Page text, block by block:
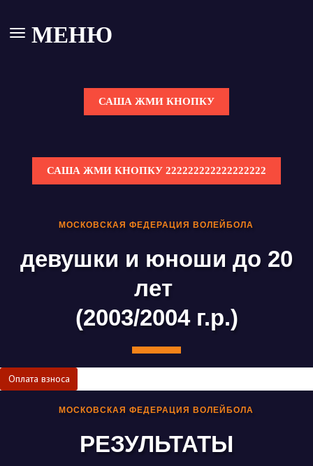
МЕНЮ
САША ЖМИ КНОПКУ
САША ЖМИ КНОПКУ 222222222222222222
МОСКОВСКАЯ ФЕДЕРАЦИЯ ВОЛЕЙБОЛА
девушки и юноши до 20
лет
(2003/2004 г.р.)
Оплата взноса
МОСКОВСКАЯ ФЕДЕРАЦИЯ ВОЛЕЙБОЛА
РЕЗУЛЬТАТЫ